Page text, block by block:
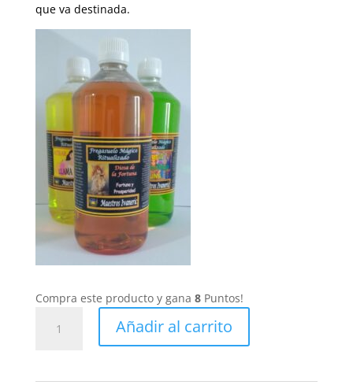
que va destinada.
Compra este producto y gana 8Puntos!
Ritualizado
Añadir al carrito